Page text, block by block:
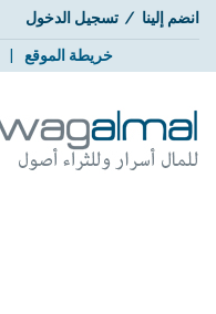
انضم إلينا / تسجيل الدخول
خريطة الموقع |